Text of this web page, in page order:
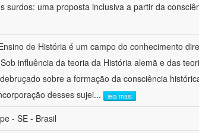
surdos: uma proposta inclusiva a partir da
de História é um campo do conhecimento
influência da teoria da História alemã e das
sobre a formação da consciência
desses sujei... leia mais
- SE - Brasil